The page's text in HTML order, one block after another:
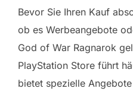
Bevor Sie Ihren Kauf
ob es Werbeangebote
God of War Ragnarok
PlayStation Store führt
bietet spezielle